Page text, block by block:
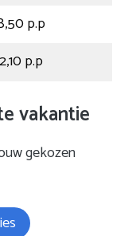
p.p
p.p
vakantie
gekozen